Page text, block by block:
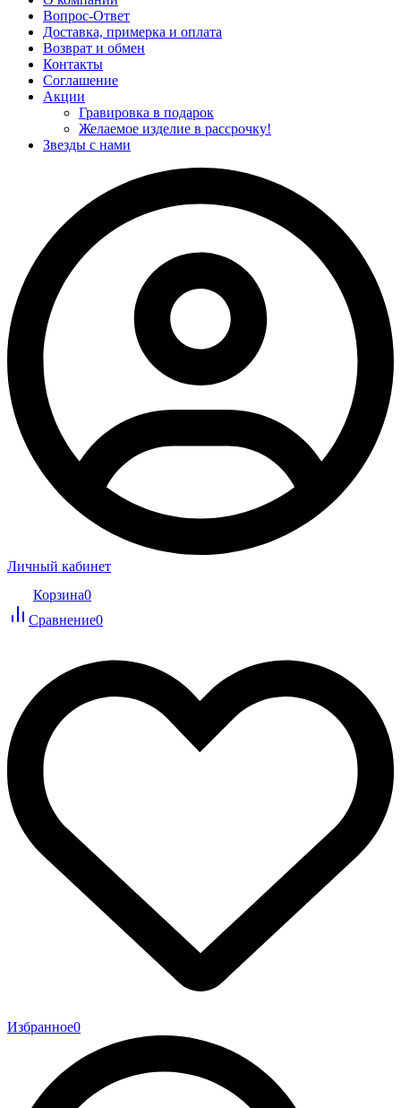
Вопрос-Ответ
Доставка, примерка и оплата
Возврат и обмен
Контакты
Соглашение
Акции
Гравировка в подарок
Желаемое изделие в рассрочку!
Звезды с нами
Личный кабинет
Корзина0
Сравнение0
Избранное0